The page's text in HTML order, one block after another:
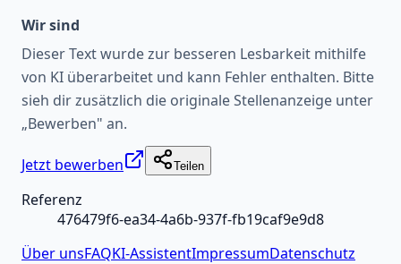
Wir sind
Dieser Text wurde zur besseren Lesbarkeit mithilfe
von KI überarbeitet und kann Fehler enthalten. Bitte
sieh dir zusätzlich die originale Stellenanzeige unter
„Bewerben" an.
Jetzt bewerben Teilen
Referenz
476479f6-ea34-4a6b-937f-fb19caf9e9d8
Über unsFAQKI-AssistentImpressumDatenschutz